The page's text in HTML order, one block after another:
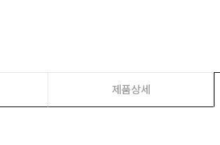
제품상세